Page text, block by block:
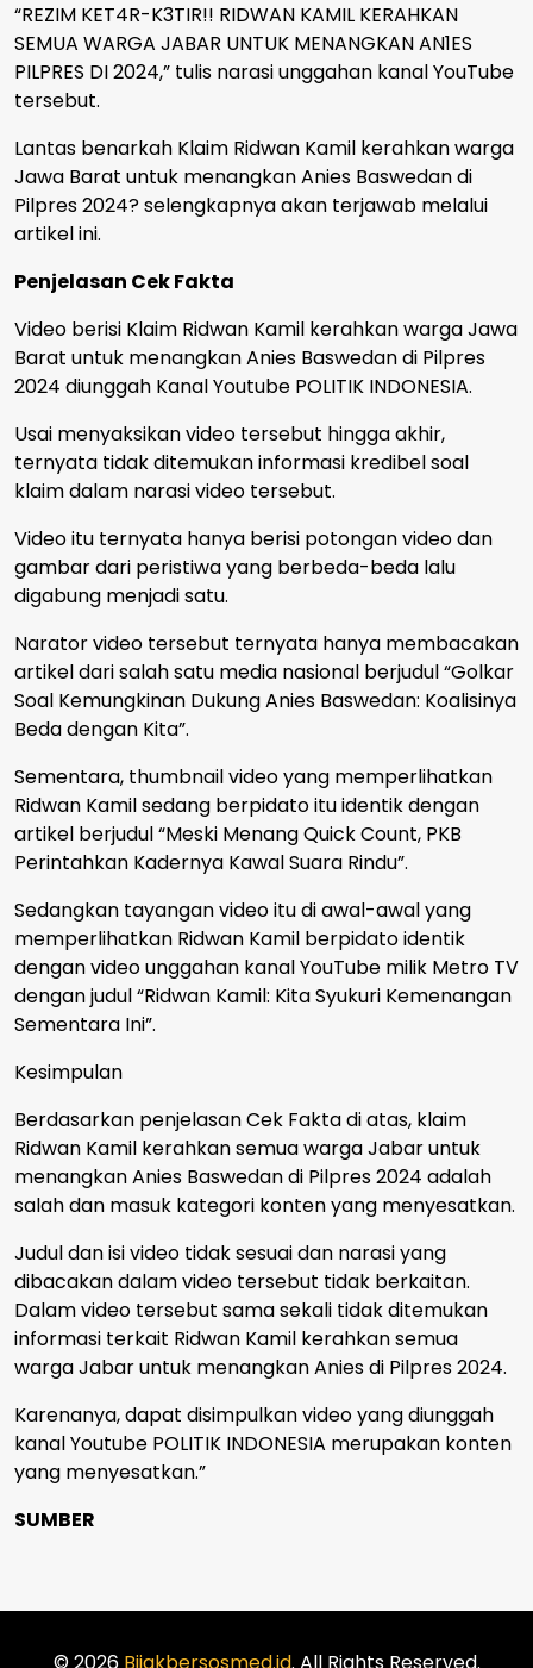
“REZIM KET4R-K3TIR!! RIDWAN KAMIL KERAHKAN
SEMUA WARGA JABAR UNTUK MENANGKAN AN1ES
PILPRES DI 2024,” tulis narasi unggahan kanal YouTube
tersebut.
Lantas benarkah Klaim Ridwan Kamil kerahkan warga
Jawa Barat untuk menangkan Anies Baswedan di
Pilpres 2024? selengkapnya akan terjawab melalui
artikel ini.
Penjelasan Cek Fakta
Video berisi Klaim Ridwan Kamil kerahkan warga Jawa
Barat untuk menangkan Anies Baswedan di Pilpres
2024 diunggah Kanal Youtube POLITIK INDONESIA.
Usai menyaksikan video tersebut hingga akhir,
ternyata tidak ditemukan informasi kredibel soal
klaim dalam narasi video tersebut.
Video itu ternyata hanya berisi potongan video dan
gambar dari peristiwa yang berbeda-beda lalu
digabung menjadi satu.
Narator video tersebut ternyata hanya membacakan
artikel dari salah satu media nasional berjudul “Golkar
Soal Kemungkinan Dukung Anies Baswedan: Koalisinya
Beda dengan Kita”.
Sementara, thumbnail video yang memperlihatkan
Ridwan Kamil sedang berpidato itu identik dengan
artikel berjudul “Meski Menang Quick Count, PKB
Perintahkan Kadernya Kawal Suara Rindu”.
Sedangkan tayangan video itu di awal-awal yang
memperlihatkan Ridwan Kamil berpidato identik
dengan video unggahan kanal YouTube milik Metro TV
dengan judul “Ridwan Kamil: Kita Syukuri Kemenangan
Sementara Ini”.
Kesimpulan
Berdasarkan penjelasan Cek Fakta di atas, klaim
Ridwan Kamil kerahkan semua warga Jabar untuk
menangkan Anies Baswedan di Pilpres 2024 adalah
salah dan masuk kategori konten yang menyesatkan.
Judul dan isi video tidak sesuai dan narasi yang
dibacakan dalam video tersebut tidak berkaitan.
Dalam video tersebut sama sekali tidak ditemukan
informasi terkait Ridwan Kamil kerahkan semua
warga Jabar untuk menangkan Anies di Pilpres 2024.
Karenanya, dapat disimpulkan video yang diunggah
kanal Youtube POLITIK INDONESIA merupakan konten
yang menyesatkan.”
SUMBER